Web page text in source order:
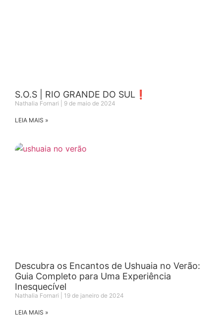
S.O.S | RIO GRANDE DO SUL❗️
Nathalia Fornari 9 de maio de 2024
LEIA MAIS »
Descubra os Encantos de Ushuaia no Verão:
Guia Completo para Uma Experiência
Inesquecível
Nathalia Fornari 19 de janeiro de 2024
LEIA MAIS »